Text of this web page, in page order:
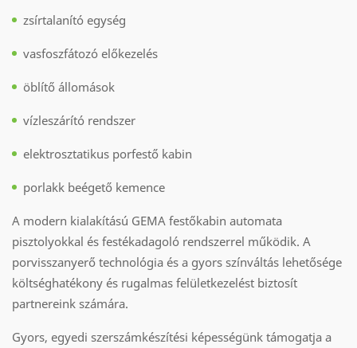
zsírtalanító egység
vasfoszfátozó előkezelés
öblítő állomások
vízleszárító rendszer
elektrosztatikus porfestő kabin
porlakk beégető kemence
A modern kialakítású GEMA festőkabin automata
pisztolyokkal és festékadagoló rendszerrel működik. A
porvisszanyerő technológia és a gyors színváltás lehetősége
költséghatékony és rugalmas felületkezelést biztosít
partnereink számára.
Gyors, egyedi szerszámkészítési képességünk támogatja a